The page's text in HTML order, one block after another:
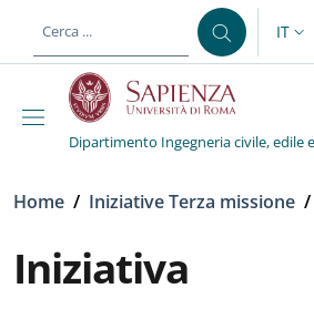
al contenuto principale
IT
Dipartimento Ingegneria civile, edile
Briciole di pane
Home / Iniziative Terza missione /
Iniziativa